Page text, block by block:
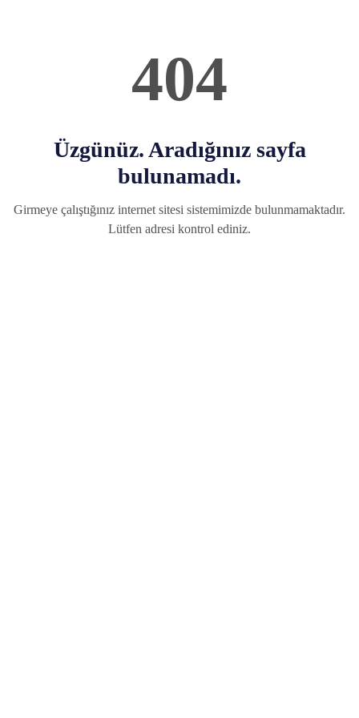
404
Üzgünüz. Aradığınız sayfa
bulunamadı.
Girmeye çalıştığınız internet sitesi sistemimizde bulunmamaktadır.
Lütfen adresi kontrol ediniz.